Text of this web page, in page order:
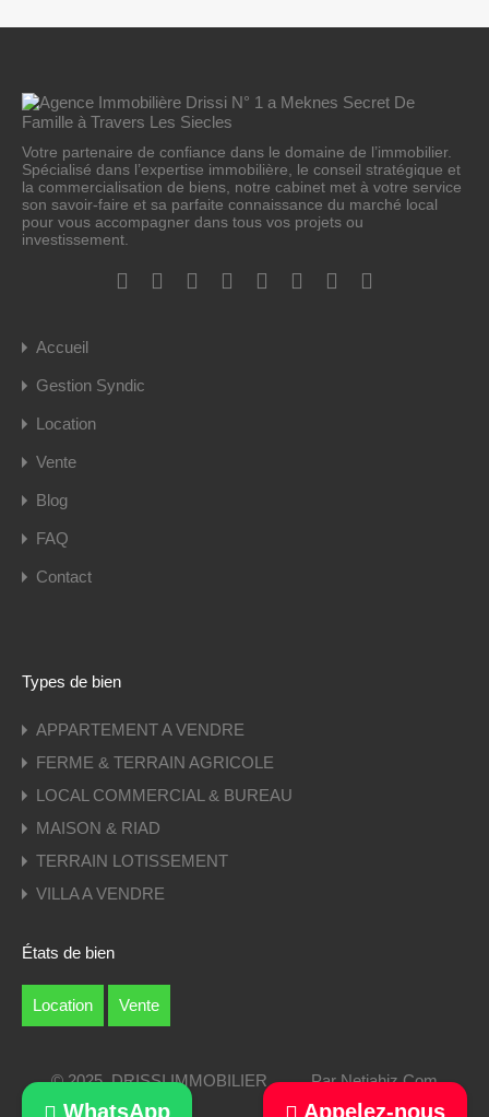
Votre partenaire de confiance dans le domaine de l’immobilier.
Spécialisé dans l’expertise immobilière, le conseil stratégique et
la commercialisation de biens, notre cabinet met à votre service
son savoir-faire et sa parfaite connaissance du marché local
pour vous accompagner dans tous vos projets ou
investissement.
Accueil
Gestion Syndic
Location
Vente
Blog
FAQ
Contact
Types de bien
APPARTEMENT A VENDRE
FERME & TERRAIN AGRICOLE
LOCAL COMMERCIAL & BUREAU
MAISON & RIAD
TERRAIN LOTISSEMENT
VILLA A VENDRE
États de bien
Location Vente
© 2025. DRISSI IMMOBILIER ParNetjahiz.Com
Appelez-nous
WhatsApp